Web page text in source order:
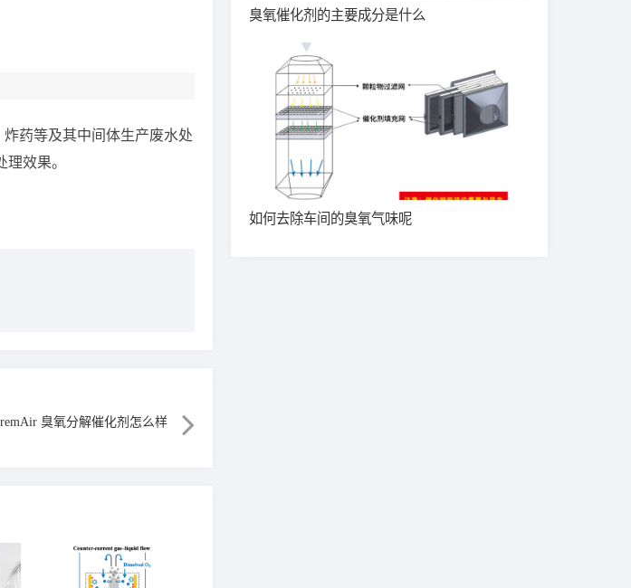
药等及其中间体生产废水处
理效果。
臭氧分解催化剂怎么样
臭氧催化剂的主要成分是什么
如何去除车间的臭氧气味呢